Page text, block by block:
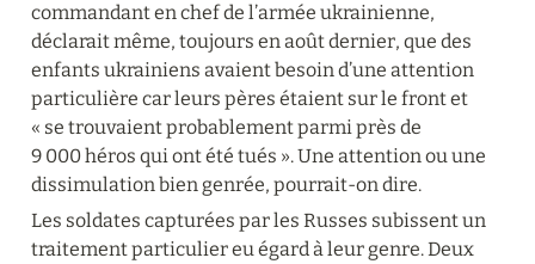
commandant en chef de l’armée ukrainienne,
déclarait même, toujours en août dernier, que des
enfants ukrainiens avaient besoin d’une attention
particulière car leurs pères étaient sur le front et
« se trouvaient probablement parmi près de
9 000 héros qui ont été tués ». Une attention ou une
dissimulation bien genrée, pourrait-on dire.
Les soldates capturées par les Russes subissent un
traitement particulier eu égard à leur genre. Deux